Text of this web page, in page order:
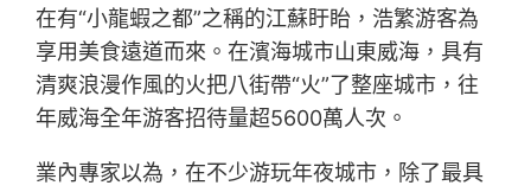
在有“小龍蝦之都”之稱的江蘇盱眙，浩繁游客為
享用美食遠道而來。在濱海城市山東威海，具有
清爽浪漫作風的火把八街帶“火”了整座城市，往
年威海全年游客招待量超5600萬人次。
業內專家以為，在不少游玩年夜城市，除了最具